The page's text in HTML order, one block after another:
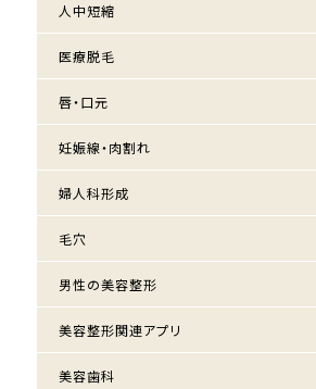
人中短縮
医療脱毛
唇・口元
妊娠線・肉割れ
婦人科形成
毛穴
男性の美容整形
美容整形関連アプリ
美容歯科